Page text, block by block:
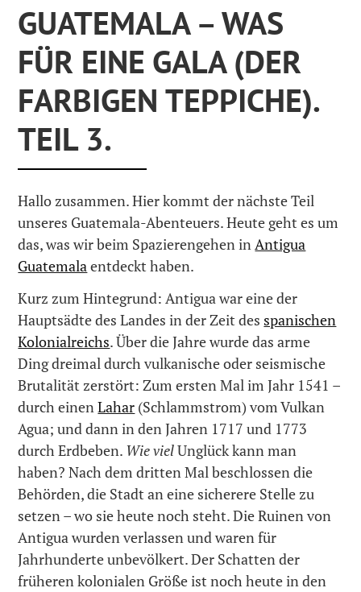
GUATEMALA – WAS
FÜR EINE GALA (DER
FARBIGEN TEPPICHE).
TEIL 3.
Hallo zusammen. Hier kommt der nächste Teil
unseres Guatemala-Abenteuers. Heute geht es um
das, was wir beim Spazierengehen inAntigua
Guatemalaentdeckt haben.
Kurz zum Hintegrund: Antigua war eine der
Hauptsädte des Landes in der Zeit des spanischen
Kolonialreichs. Über die Jahre wurde das arme
Ding dreimal durch vulkanische oder seismische
Brutalität zerstört: Zum ersten Mal im Jahr 1541 –
durch einenLahar (Schlammstrom) vom Vulkan
Agua; und dann in den Jahren 1717 und 1773
durch Erdbeben. Wie vielUnglück kann man
haben? Nach dem dritten Mal beschlossen die
Behörden, die Stadt an eine sicherere Stelle zu
setzen – wo sie heute noch steht. Die Ruinen von
Antigua wurden verlassen und waren für
Jahrhunderte unbevölkert. Der Schatten der
früheren kolonialen Größe ist noch heute in den